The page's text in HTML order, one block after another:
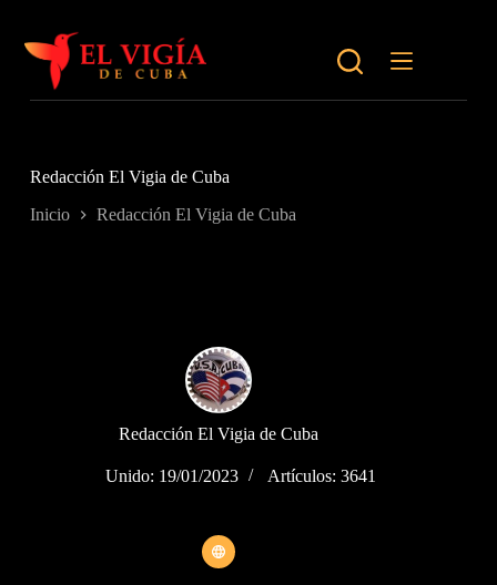
contenido
Redacción El Vigia de Cuba
Inicio Redacción El Vigia de Cuba
Redacción El Vigia de Cuba
Unido: 19/01/2023 Artículos: 3641